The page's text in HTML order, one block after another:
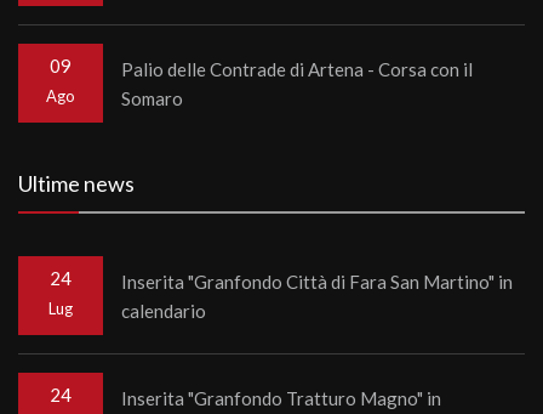
09
Ago
Palio delle Contrade di Artena - Corsa con il
Somaro
Ultime news
24
Lug
Inserita "Granfondo Città di Fara San Martino" in
calendario
24
Inserita "Granfondo Tratturo Magno" in